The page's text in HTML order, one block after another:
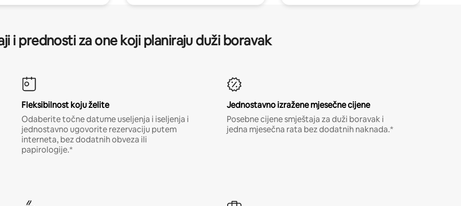
i prednosti za one koji planiraju duži boravak
Fleksibilnost koju želite
Odaberite točne datume useljenja i iseljenja i
jednostavno ugovorite rezervaciju putem
interneta, bez dodatnih obveza ili
papirologije.*
Jednostavno izražene mjesečne cijene
Posebne cijene smještaja za duži boravak i
jedna mjesečna rata bez dodatnih naknada.*